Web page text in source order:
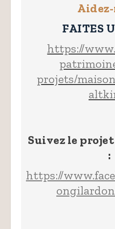
FAITES
https://
projets/
Suivez le
:
https://